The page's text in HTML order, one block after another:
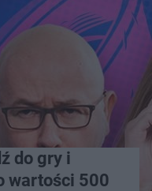
do gry i
wartości 500